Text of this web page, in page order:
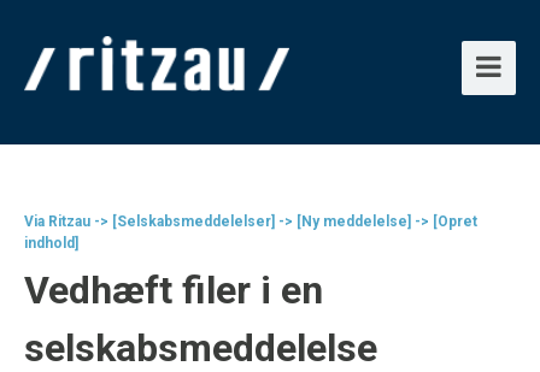
Via Ritzau -> [Selskabsmeddelelser] -> [Ny meddelelse] -> [Opret
indhold]
Vedhæft filer i en
selskabsmeddelelse